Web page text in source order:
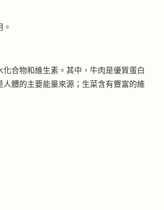
合物和維生素。其中，牛肉是優質蛋白
體的主要能量來源；生菜含有豐富的維